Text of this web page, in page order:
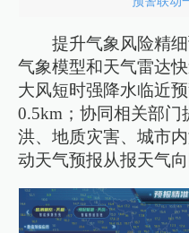
提升气象风险精
气象模型和天气雷达
大风短时强降水临近
0.5km；协同相关部门
洪、地质灾害、城市
动天气预报从报天气向